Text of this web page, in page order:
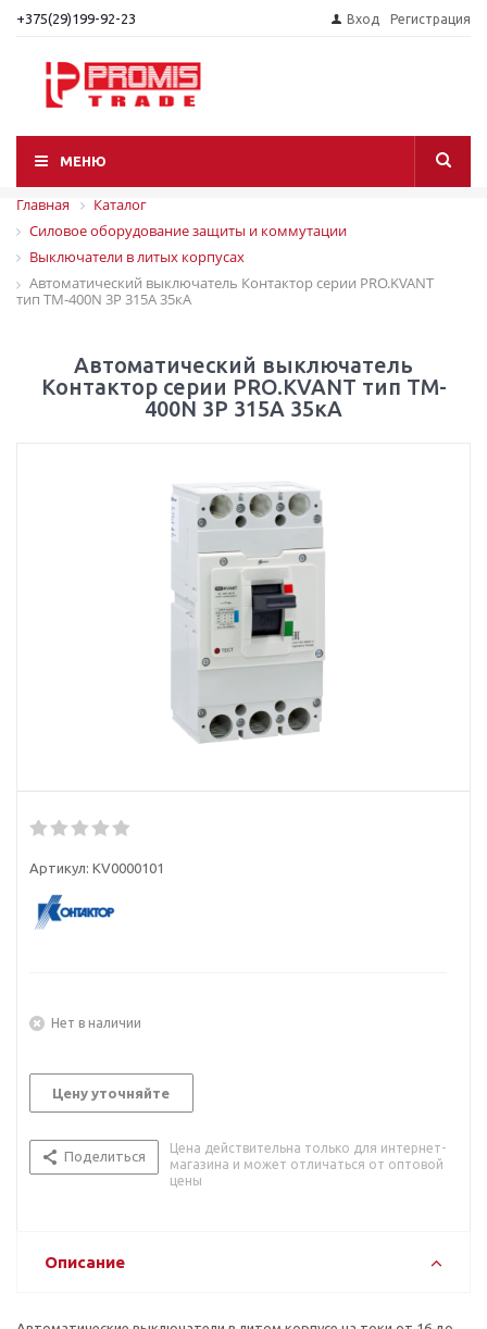
+375(29)199-92-23 Вход Регистрация
МЕНЮ
Главная
Каталог
Силовое оборудование защиты и коммутации
Выключатели в литых корпусах
Автоматический выключатель Контактор серии PRO.KVANT
тип TM-400N 3P 315А 35кА
Автоматический выключатель
Контактор серии PRO.KVANT тип TM-
400N 3P 315А 35кА
Артикул: KV0000101
Нет в наличии
Цену уточняйте
Поделиться
Цена действительна только для интернет-
магазина и может отличаться от оптовой
цены
Описание